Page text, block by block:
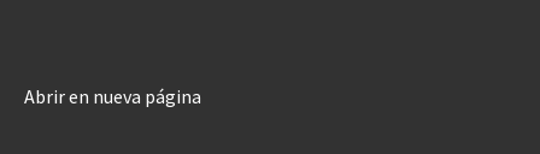
Abrir en nueva página